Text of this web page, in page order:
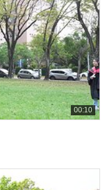
00:10